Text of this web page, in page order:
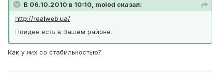
В 06.10.2010 в 10:10, molod сказал:
http://realweb.ua/
Поидее есть в Вашем районе.
Как у них со стабильностью?